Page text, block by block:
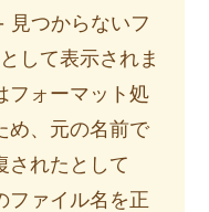
見つからないフ
して表示されま
フォーマット処
め、元の名前で
されたとして
ファイル名を正